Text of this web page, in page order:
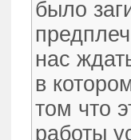
было
нас
в
том что
работы